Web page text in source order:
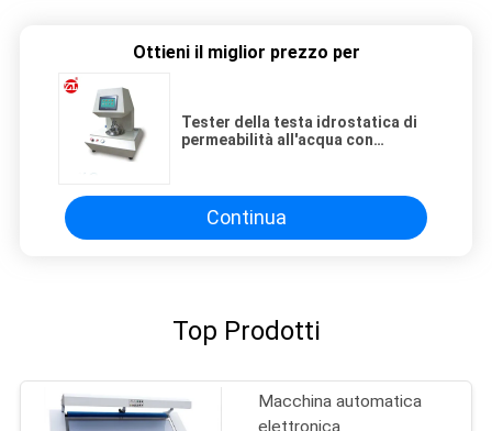
Ottieni il miglior prezzo per
Tester della testa idrostatica di
permeabilità all'acqua con
Continua
Top Prodotti
Macchina automatica
elettronica